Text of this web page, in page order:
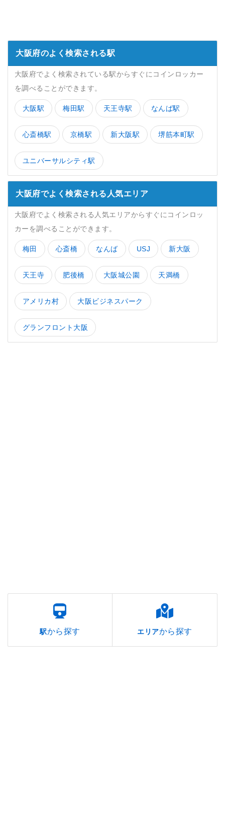
大阪府のよく検索される駅
大阪府でよく検索されている駅からすぐにコインロッカー
を調べることができます。
大阪駅 梅田駅 天王寺駅 なんば駅
心斎橋駅 京橋駅 新大阪駅 堺筋本町駅
ユニバーサルシティ駅
大阪府でよく検索される人気エリア
大阪府でよく検索される人気エリアからすぐにコインロッ
カーを調べることができます。
梅田 心斎橋 なんば USJ 新大阪
天王寺 肥後橋 大阪城公園 天満橋
アメリカ村 大阪ビジネスパーク
グランフロント大阪
駅から探す エリアから探す